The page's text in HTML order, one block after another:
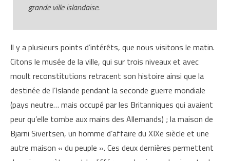
grande ville islandaise.
Il y a plusieurs points d’intérêts, que nous visitons le matin.
Citons le musée de la ville, qui sur trois niveaux et avec
moult reconstitutions retracent son histoire ainsi que la
destinée de l’Islande pendant la seconde guerre mondiale
(pays neutre… mais occupé par les Britanniques qui avaient
peur qu’elle tombe aux mains des Allemands) ; la maison de
Bjarni Sivertsen, un homme d’affaire du XIXe siècle et une
autre maison « du peuple ». Ces deux dernières permettent